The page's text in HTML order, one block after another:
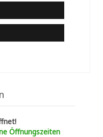
Öffnungszeiten